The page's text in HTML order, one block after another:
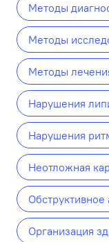
Методы
Методы
Методы
Нарушения
Нарушения
Неотложная
Обструктивное
Организация